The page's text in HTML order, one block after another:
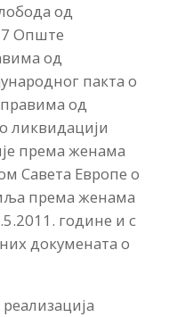
од
7 Опште
од
пакта о
од
ликвидацији
према женама
Савета Европе о
према женама
године и с
докумената о